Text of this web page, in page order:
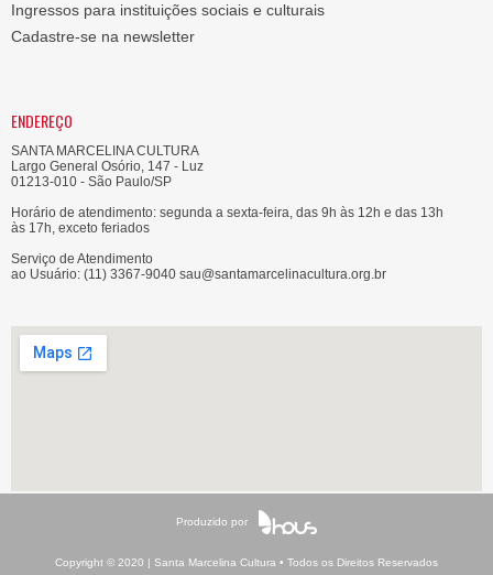
Ingressos para instituições sociais e culturais
Cadastre-se na newsletter
ENDEREÇO
SANTA MARCELINA CULTURA
Largo General Osório, 147 - Luz
01213-010 - São Paulo/SP
Horário de atendimento: segunda a sexta-feira, das 9h às 12h e das 13h
às 17h, exceto feriados
Serviço de Atendimento
ao Usuário: (11) 3367-9040 sau@santamarcelinacultura.org.br
Produzido por
Copyright © 2020 | Santa Marcelina Cultura • Todos os Direitos Reservados